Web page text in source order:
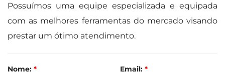
Possuímos uma equipe especializada e equipada
com as melhores ferramentas do mercado visando
prestar um ótimo atendimento.
Nome: * Email: *